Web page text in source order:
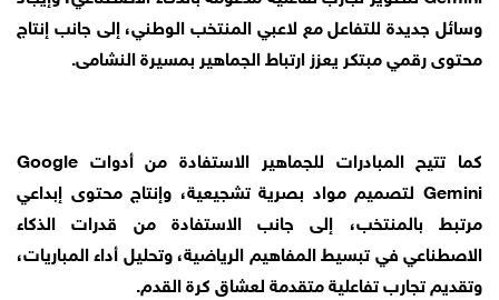
وسائل جديدة للتفاعل مع لاعبي المنتخب الوطني، إلى جانب إنتاج
محتوى رقمي مبتكر يعزز ارتباط الجماهير بمسيرة النشامى.
كما تتيح المبادرات للجماهير الاستفادة من أدوات Google
Gemini لتصميم مواد بصرية تشجيعية، وإنتاج محتوى إبداعي
مرتبط بالمنتخب، إلى جانب الاستفادة من قدرات الذكاء
الاصطناعي في تبسيط المفاهيم الرياضية، وتحليل أداء المباريات،
وتقديم تجارب تفاعلية متقدمة لعشاق كرة القدم.